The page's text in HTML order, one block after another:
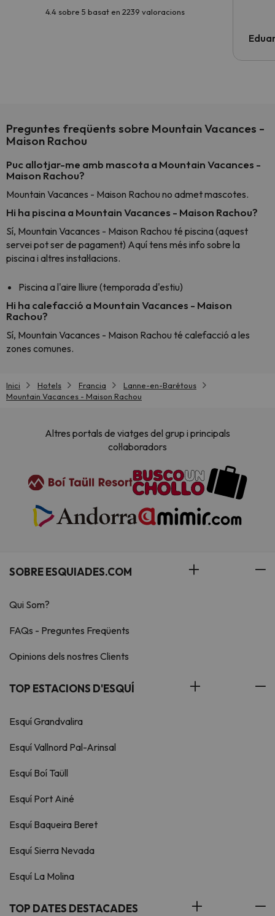
4.4 sobre 5 basat en 2239 valoracions
Preguntes freqüents sobre Mountain Vacances -
Maison Rachou
Puc allotjar-me amb mascota a Mountain Vacances -
Maison Rachou?
Mountain Vacances - Maison Rachou no admet mascotes.
Hi ha piscina a Mountain Vacances - Maison Rachou?
Sí, Mountain Vacances - Maison Rachou té piscina (aquest
servei pot ser de pagament) Aquí tens més info sobre la
piscina i altres instal·lacions.
Piscina a l'aire lliure (temporada d'estiu)
Hi ha calefacció a Mountain Vacances - Maison
Rachou?
Sí, Mountain Vacances - Maison Rachou té calefacció a les
zones comunes.
Inici Hotels Francia
Lanne-en-Barétous
Mountain Vacances - Maison Rachou
Altres portals de viatges del grup i principals
col·laboradors
SOBRE ESQUIADES.COM
Qui Som?
FAQs - Preguntes Freqüents
Opinions dels nostres Clients
TOP ESTACIONS D'ESQUÍ
Esquí Grandvalira
Esquí Vallnord Pal-Arinsal
Esquí Boí Taüll
Esquí Port Ainé
Esquí Baqueira Beret
Esquí Sierra Nevada
Esquí La Molina
TOP DATES DESTACADES